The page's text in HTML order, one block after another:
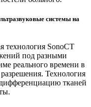
системы на
технология SonoCT
под разными
реального времени в
Технология
тканей